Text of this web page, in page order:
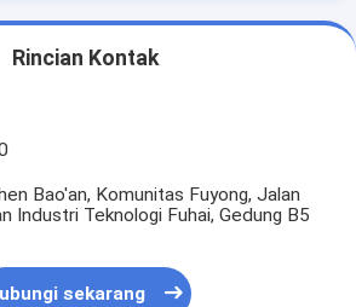
Rincian Kontak
Bao'an, Komunitas Fuyong, Jalan
Industri Teknologi Fuhai, Gedung B5
sekarang